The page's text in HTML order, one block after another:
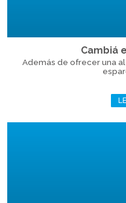
Cambiá
Además de ofrecer una